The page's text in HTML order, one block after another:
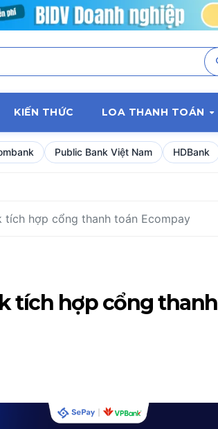
KIẾN THỨC LOA THANH TOÁN
Public Bank Việt Nam HDBank
tích hợp cổng thanh toán Ecompay
tích hợp cổng thanh